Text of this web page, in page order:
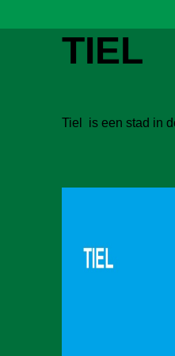
TIEL
Tiel is een stad in